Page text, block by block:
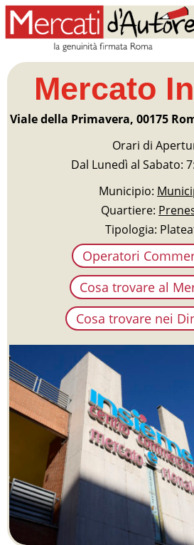
Mercato
Viale della Primavera, 00175
Orari di
Dal Lunedì al Sabato:
Municipio:
Quartiere:
Tipologia:
Operatori
Cosa trovare al
Cosa trovare nei